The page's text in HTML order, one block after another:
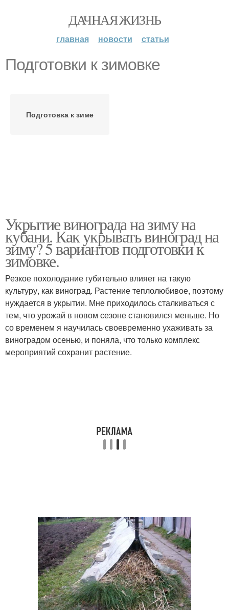
ДАЧНАЯ ЖИЗНЬ
главная новости статьи
Подготовки к зимовке
Подготовка к зиме
Укрытие винограда на зиму на
кубани. Как укрывать виноград на
зиму? 5 вариантов подготовки к
зимовке.
Резкое похолодание губительно влияет на такую
культуру, как виноград. Растение теплолюбивое, поэтому
нуждается в укрытии. Мне приходилось сталкиваться с
тем, что урожай в новом сезоне становился меньше. Но
со временем я научилась своевременно ухаживать за
виноградом осенью, и поняла, что только комплекс
мероприятий сохранит растение.